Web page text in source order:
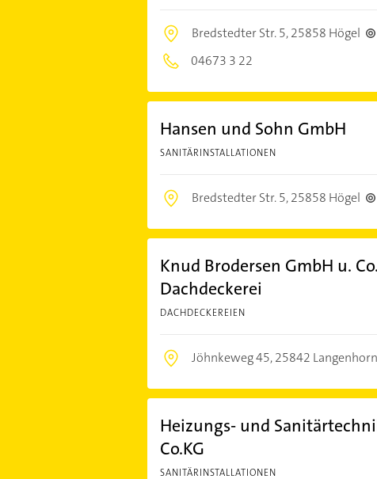
Bredstedter Str. 5,25858 Högel
04673 3 22
Hansen und Sohn GmbH
SANITÄRINSTALLATIONEN
Bredstedter Str. 5,25858 Högel
Knud Brodersen GmbH u.
Dachdeckerei
DACHDECKEREIEN
Jöhnkeweg 45,25842 Langenhorn
Heizungs- und
Co.KG
SANITÄRINSTALLATIONEN